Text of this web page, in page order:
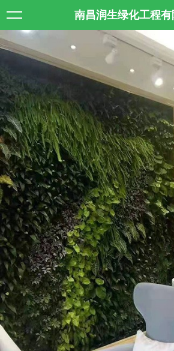
南昌润生绿化工程有